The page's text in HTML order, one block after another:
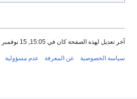
آخر تعديل لهذه الصفحة كان في 15:05, 15 نوفمبر 2013.
سياسة الخصوصية عن المعرفة عدم مسؤولية